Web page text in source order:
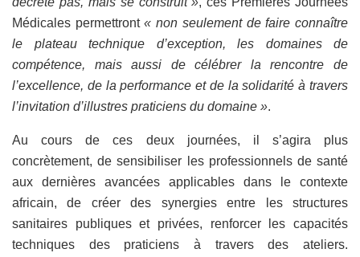
Médicales permettront« non seulement de faire connaître
le plateau technique d’exception, les domaines de
compétence, mais aussi de célébrer la rencontre de
l’excellence, de la performance et de la solidarité à travers
l’invitation d’illustres praticiens du domaine ».
Au cours de ces deux journées, il s’agira plus
concrètement, de sensibiliser les professionnels de santé
aux dernières avancées applicables dans le contexte
africain, de créer des synergies entre les structures
sanitaires publiques et privées, renforcer les capacités
techniques des praticiens à travers des ateliers.